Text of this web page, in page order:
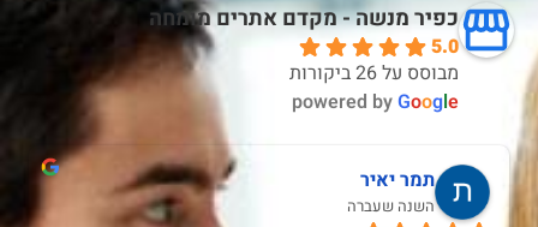
כפיר מנשה - מקדם אתרים מומחה
5.0
מבוסס על 26 ביקורות
powered byGoogle
תמר יאיר
השנה שעברה